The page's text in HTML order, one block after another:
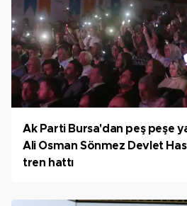
Ak Parti Bursa'dan peş peşe
Ali Osman Sönmez Devlet
tren hattı